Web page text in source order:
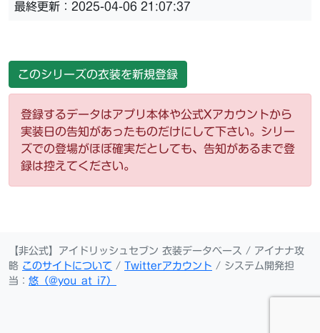
最終更新：2025-04-06 21:07:37
このシリーズの衣装を新規登録
登録するデータはアプリ本体や公式Xアカウントから
実装日の告知があったものだけにして下さい。シリー
ズでの登場がほぼ確実だとしても、告知があるまで登
録は控えてください。
【非公式】アイドリッシュセブン 衣装データベース / アイナナ攻
略 このサイトについて / Twitterアカウント / システム開発担
当： 悠（@you_at_i7）